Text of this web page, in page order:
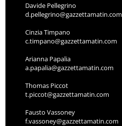
Davide Pellegrino
d.pellegrino@gazzettamatin.com
Cinzia Timpano
c.timpano@gazzettamatin.com
Arianna Papalia
a.papalia@gazzettamatin.com
Thomas Piccot
t.piccot@gazzettamatin.com
Fausto Vassoney
f.vassoney@gazzettamatin.com